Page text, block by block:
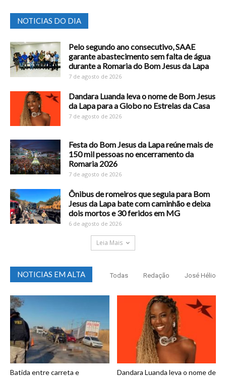
NOTICIAS DO DIA
Pelo segundo ano consecutivo, SAAE
garante abastecimento sem falta de água
durante a Romaria do Bom Jesus da Lapa
7 de agosto de 2026
Dandara Luanda leva o nome de Bom Jesus
da Lapa para a Globo no Estrelas da Casa
7 de agosto de 2026
Festa do Bom Jesus da Lapa reúne mais de
150 mil pessoas no encerramento da
Romaria 2026
7 de agosto de 2026
Ônibus de romeiros que seguia para Bom
Jesus da Lapa bate com caminhão e deixa
dois mortos e 30 feridos em MG
6 de agosto de 2026
Leia Mais
NOTICIAS EM ALTA Todas Redação José Hélio
Batida entre carreta e
Dandara Luanda leva o nome de